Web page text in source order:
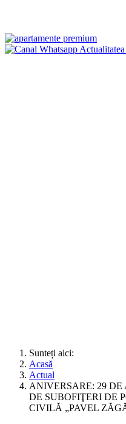
Sunteți aici:
Acasă
Actual
ANIVERSARE: 29
DE SUBOFIŢERI DE
CIVILĂ „PAVEL